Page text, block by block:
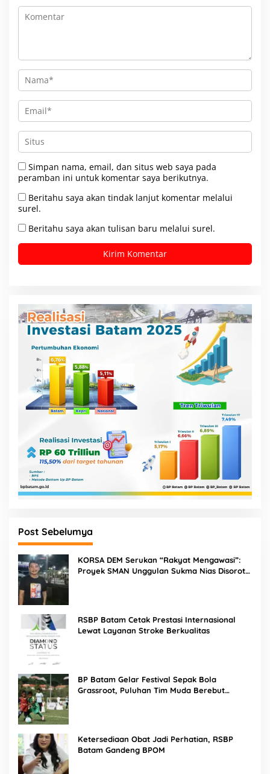
Simpan nama, email, dan situs web saya pada
peramban ini untuk komentar saya berikutnya.
Beritahu saya akan tindak lanjut komentar melalui
surel.
Beritahu saya akan tulisan baru melalui surel.
Post Sebelumya
KORSA DEM Serukan “Rakyat Mengawasi”:
Proyek SMAN Unggulan Sukma Nias Disorot,
RSBP Batam Cetak Prestasi Internasional
Lewat Layanan Stroke Berkualitas
BP Batam Gelar Festival Sepak Bola
Grassroot, Puluhan Tim Muda Berebut
Ketersediaan Obat Jadi Perhatian, RSBP
Batam Gandeng BPOM